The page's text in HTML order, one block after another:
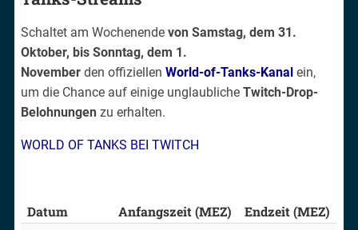
Schaltet am Wochenendevon Samstag, dem 31.
Oktober, bis Sonntag, dem 1.
November den offiziellenWorld-of-Tanks-Kanal ein,
um die Chance auf einige unglaublicheTwitch-Drop-
Belohnungen zu erhalten.
WORLD OF TANKS BEI TWITCH
Datum Anfangszeit (MEZ) Endzeit (MEZ)